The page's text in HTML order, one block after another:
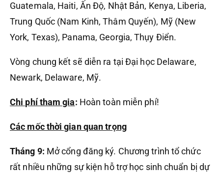
Guatemala, Haiti, Ấn Độ, Nhật Bản, Kenya, Liberia,
Trung Quốc (Nam Kinh, Thâm Quyến), Mỹ (New
York, Texas), Panama, Georgia, Thụy Điển.
Vòng chung kết sẽ diễn ra tại Đại học Delaware,
Newark, Delaware, Mỹ.
Chi phí tham gia: Hoàn toàn miễn phí!
Các mốc thời gian quan trọng
Tháng 9: Mở cổng đăng ký. Chương trình tổ chức
rất nhiều những sự kiện hỗ trợ học sinh chuẩn bị dự